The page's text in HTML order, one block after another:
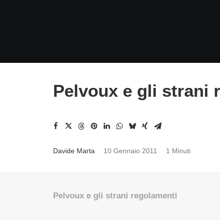
Pelvoux e gli strani
Davide Marta 10 Gennaio 2011 1 Minuti
Pelvoux e gli strani regolamenti